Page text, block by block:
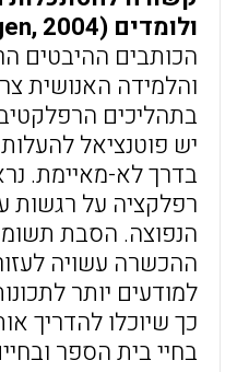
ולומדים (Korthagen, 2004).
הכותבים ההיבטים
והלמידה האנושית
בתהליכים
יש פוטנציאל
בדרך לא-מאיימת.
רפלקציה על רגשות
הנפוצה. הסבת
ההכשרה עשויה
למודעים יותר
כך שיוכלו להדריך
בחיי בית הספר